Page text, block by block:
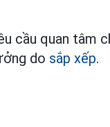
cầu quan tâm
do sắp xếp.